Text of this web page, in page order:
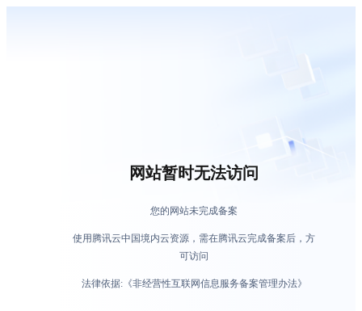
网站暂时无法访问
您的网站未完成备案
使用腾讯云中国境内云资源，需在腾讯云完成备案后，方
可访问
法律依据:《非经营性互联网信息服务备案管理办法》